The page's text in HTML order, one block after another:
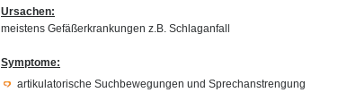
Ursachen:
meistens Gefäßerkrankungen z.B. Schlaganfall
Symptome:
artikulatorische Suchbewegungen und Sprechanstrengung